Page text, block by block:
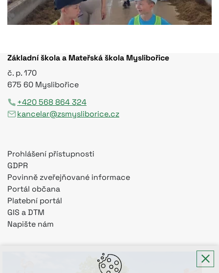
Základní škola a Mateřská škola Myslibořice
č. p. 170
675 60 Myslibořice
+420 568 864 324
kancelar@zsmysliborice.cz
Prohlášení přístupnosti
GDPR
Povinně zveřejňované informace
Portál občana
Platební portál
GIS a DTM
Napište nám